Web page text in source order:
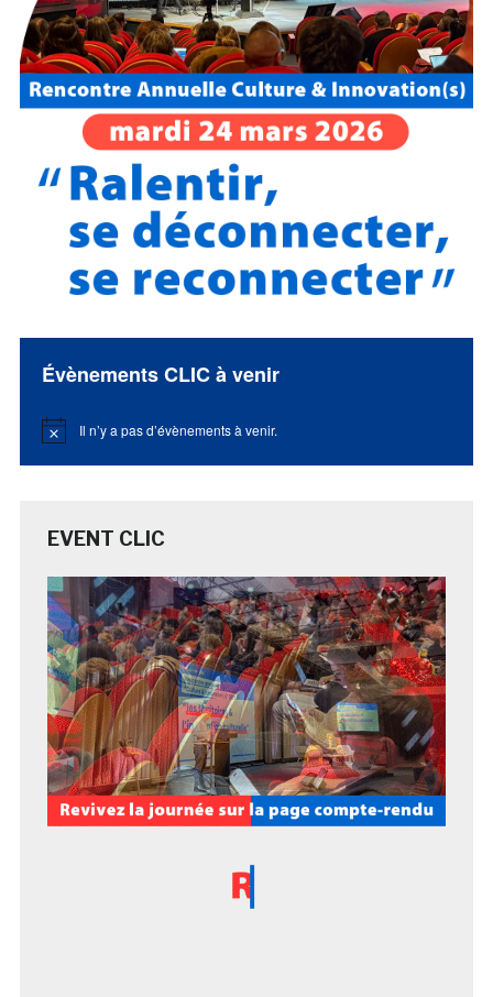
Évènements CLIC à venir
Notice Il n’y a pas d’évènements à venir.
EVENT CLIC